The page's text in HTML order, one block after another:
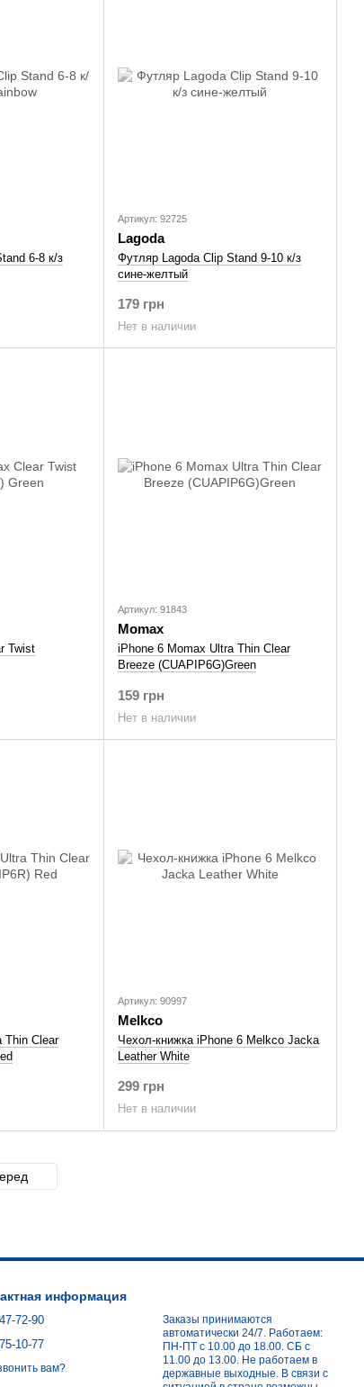
6-8 к/з
Артикул: 92725
Lagoda
Футляр Lagoda Clip Stand 9-10 к/з
сине-желтый
179 грн
Нет в наличии
Twist
Артикул: 91843
Momax
iPhone 6 Momax Ultra Thin Clear
Breeze (CUAPIP6G)Green
159 грн
Нет в наличии
Thin Clear
Артикул: 90997
Melkco
Чехол-книжка iPhone 6 Melkco Jacka
Leather White
299 грн
Нет в наличии
информация
72-90
10-77
вам?
Заказы принимаются
автоматически 24/7. Работаем:
ПН-ПТ с 10.00 до 18.00. СБ с
11.00 до 13.00. Не работаем в
державные выходные. В связи с